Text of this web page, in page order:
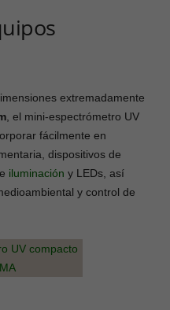
extremadamente
, el mini-espectrómetro UV
fácilmente en
dispositivos de
iluminación y LEDs, así
y control de